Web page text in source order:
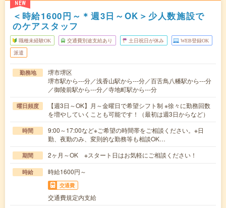
NEW
＜時給1600円～＊週3日～OK＞少人数施設で
のケアスタッフ
職種未経験OK 交通費別途支給あり 土日祝日が休み WEB登録OK
派遣
勤務地
堺市堺区
堺市駅から---分／浅香山駅から---分／百舌鳥八幡駅から---分
／御陵前駅から---分／寺地町駅から---分
曜日頻度
【週3日～OK】月～金曜日で希望シフト制 ※徐々に勤務回数
を増やしていくことも可能です！（最初は週3日からなど）
時間
9:00～17:00など※ご希望の時間帯をご相談ください。※日
勤、夜勤のみ、変則的な勤務等も相談OK…
期間 2ヶ月～OK ※スタート日はお気軽にご相談ください！
時給 時給1600円～
交通費
交通費規定内支給